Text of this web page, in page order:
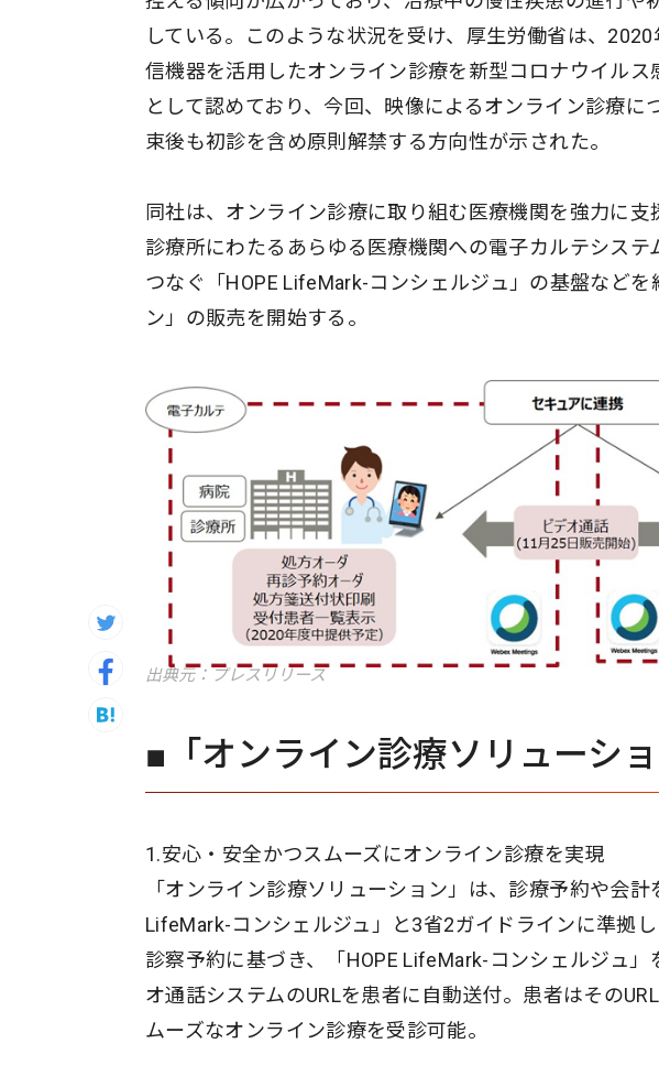
している。このような状況を受け、厚生労働省は、
信機器を活用したオンライン診療を新型コロナウイル
として認めており、今回、映像によるオンライン診療
束後も初診を含め原則解禁する方向性が示された。
同社は、オンライン診療に取り組む医療機関を強力に
診療所にわたるあらゆる医療機関への電子カルテシス
つなぐ「HOPE LifeMark-コンシェルジュ」の基盤など
ン」の販売を開始する。
出典元：プレスリリース
■「オンライン診療ソリューシ
1.安心・安全かつスムーズにオンライン診療を実現
「オンライン診療ソリューション」は、診療予約や会
LifeMark-コンシェルジュ」と3省2ガイドラインに準拠
診察予約に基づき、「HOPE LifeMark-コンシェルジュ
オ通話システムのURLを患者に自動送付。患者はその
ムーズなオンライン診療を受診可能。